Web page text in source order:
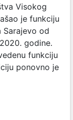
Visokog
je funkciju
Sarajevo od
godine.
funkciju
ponovno je